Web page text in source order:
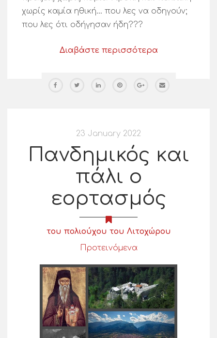
χωρίς καμία ηθική… που λες να οδηγούν;
που λες ότι οδήγησαν ήδη???
Διαβάστε περισσότερα
23 January 2022
Πανδημικός και
πάλι ο
εορτασμός
του πολιούχου του Λιτοχώρου
Προτεινόμενα